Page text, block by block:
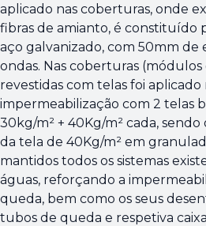
aplicado nas coberturas, onde
fibras de amianto, é constituído
aço galvanizado, com 50mm de
ondas. Nas coberturas (módulos
revestidas com telas foi aplicado
impermeabilização com 2 telas
30kg/m² + 40Kg/m² cada,
da tela de 40Kg/m² em
mantidos todos os sistemas
águas, reforçando a
queda, bem como os seus
tubos de queda e respetiva